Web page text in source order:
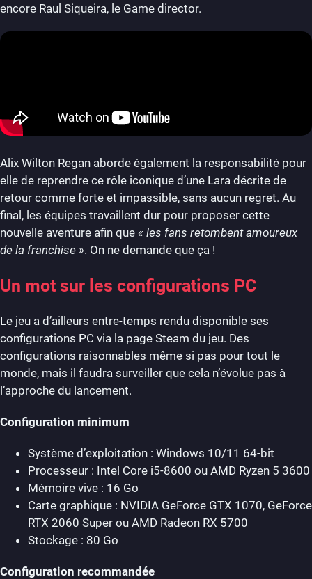
encore Raul Siqueira, le Game director.
Alix Wilton Regan aborde également la responsabilité pour
elle de reprendre ce rôle iconique d’une Lara décrite de
retour comme forte et impassible, sans aucun regret. Au
final, les équipes travaillent dur pour proposer cette
nouvelle aventure afin que « les fans retombent amoureux
de la franchise ». On ne demande que ça !
Un mot sur les configurations PC
Le jeu a d’ailleurs entre-temps rendu disponible ses
configurations PC via la page Steam du jeu. Des
configurations raisonnables même si pas pour tout le
monde, mais il faudra surveiller que cela n’évolue pas à
l’approche du lancement.
Configuration minimum
Système d’exploitation : Windows 10/11 64-bit
Processeur : Intel Core i5-8600 ou AMD Ryzen 5 3600
Mémoire vive : 16 Go
Carte graphique : NVIDIA GeForce GTX 1070, GeForce
RTX 2060 Super ou AMD Radeon RX 5700
Stockage : 80 Go
Configuration recommandée